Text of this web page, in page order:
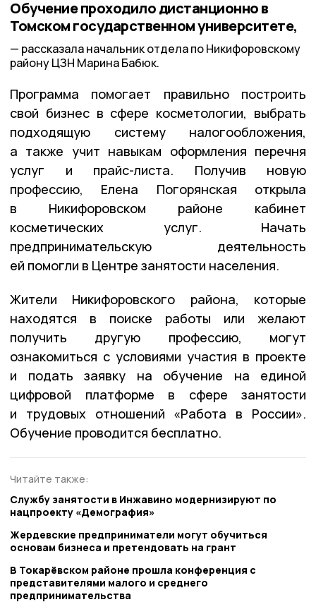
Обучение проходило дистанционно в
Томском государственном университете,
рассказала начальник отдела по Никифоровскому
району ЦЗН Марина Бабюк.
Программа помогает правильно построить
свой бизнес в сфере косметологии, выбрать
подходящую систему налогообложения,
а также учит навыкам оформления перечня
услуг и прайс-листа. Получив новую
профессию, Елена Погорянская открыла
в Никифоровском районе кабинет
косметических услуг. Начать
предпринимательскую деятельность
ей помогли в Центре занятости населения.
Жители Никифоровского района, которые
находятся в поиске работы или желают
получить другую профессию, могут
ознакомиться с условиями участия в проекте
и подать заявку на обучение на единой
цифровой платформе в сфере занятости
и трудовых отношений «Работа в России».
Обучение проводится бесплатно.
Читайте также:
Службу занятости в Инжавино модернизируют по
нацпроекту «Демография»
Жердевские предприниматели могут обучиться
основам бизнеса и претендовать на грант
В Токарёвском районе прошла конференция с
представителями малого и среднего
предпринимательства